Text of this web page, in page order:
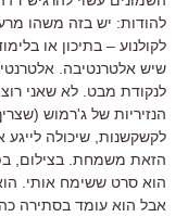
להודות: יש בזה משהו
לקולנוע – בתיכון או
שיש אלטרנטיבה.
לנקודת מבט. לא שאני
הנזיריות של ג'רמוש
לקשקשנות, שיכולה
הזאת משמחת. בצילום,
הוא סרט ששימח אותי.
אבל הוא עומד בסתירה